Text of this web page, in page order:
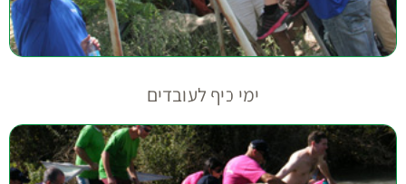
ימי כיף לעובדים